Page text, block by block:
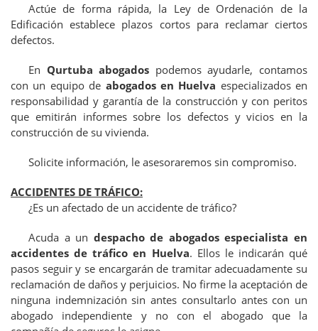
Actúe de forma rápida, la Ley de Ordenación de la
Edificación establece plazos cortos para reclamar ciertos
defectos.
En Qurtuba abogados podemos ayudarle, contamos
con un equipo de abogados en Huelva especializados en
responsabilidad y garantía de la construcción y con peritos
que emitirán informes sobre los defectos y vicios en la
construcción de su vivienda.
Solicite información, le asesoraremos sin compromiso.
ACCIDENTES DE TRÁFICO:
¿Es un afectado de un accidente de tráfico?
Acuda a un despacho de abogados especialista en
accidentes de tráfico en Huelva. Ellos le indicarán qué
pasos seguir y se encargarán de tramitar adecuadamente su
reclamación de daños y perjuicios. No firme la aceptación de
ninguna indemnización sin antes consultarlo antes con un
abogado independiente y no con el abogado que la